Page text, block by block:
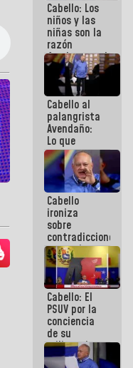
Cabello: Los
niños y las
niñas son la
razón
fundamental
de todo lo
que
estamos
haciendo
Cabello al
palangrista
Avendaño:
Lo que
vayas a
escribir
hazlo hoy
por que no
sabemos si
la semana
que viene
hay
programa
Cabello
ironiza
sobre
contradicciones
y mentiras
de María
Machado:
¡Créanle!
Cabello: El
PSUV por la
conciencia
de su
militancia
es la